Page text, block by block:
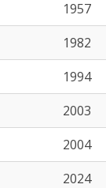
1957
1982
1994
2003
2004
2024